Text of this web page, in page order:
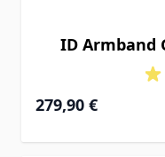
ID Armband
Ab
279,90 €